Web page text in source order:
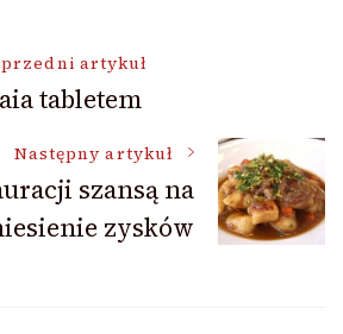
artykuł
tabletem
Następny artykuł
szansą na
zysków